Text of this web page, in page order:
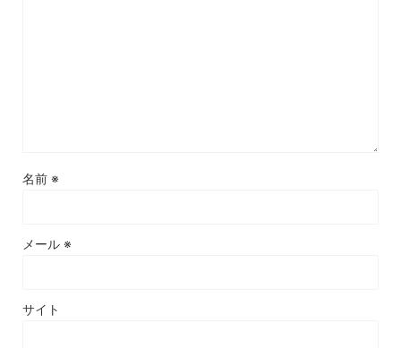
名前 ※
メール ※
サイト